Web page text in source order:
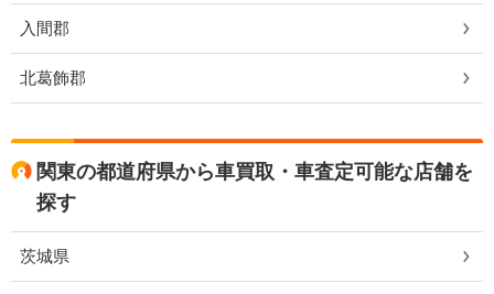
入間郡
北葛飾郡
関東の都道府県から車買取・車査定可能な店舗を
探す
茨城県